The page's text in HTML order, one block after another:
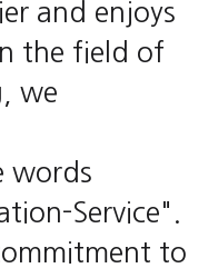
and enjoys
the field of
we
words
Service".
to